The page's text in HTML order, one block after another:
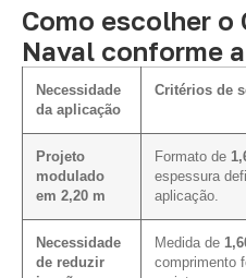
Como escolher o
Naval conforme
Necessidade
da aplicação
Critérios de
Projeto
modulado
em 2,20 m
Formato de
espessura
aplicação.
Necessidade
de reduzir
Medida de
comprimento